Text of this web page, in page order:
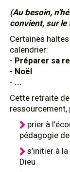
(Au besoin,
convient, sur le
Certaines
calendrier:
- Préparer sa
- Noël
- ...
Cette retraite
ressourcement,
prier à
pédagogie
s’initier à
Dieu